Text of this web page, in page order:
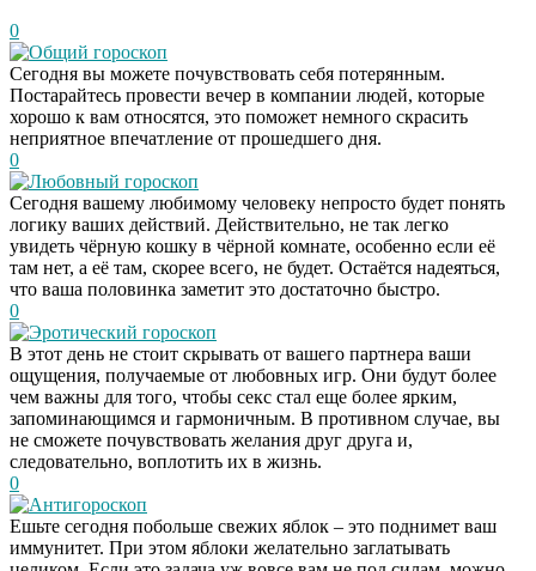
0
Общий гороскоп
Сегодня вы можете почувствовать себя потерянным.
Постарайтесь провести вечер в компании людей, которые
хорошо к вам относятся, это поможет немного скрасить
неприятное впечатление от прошедшего дня.
0
Любовный гороскоп
Сегодня вашему любимому человеку непросто будет понять
логику ваших действий. Действительно, не так легко
увидеть чёрную кошку в чёрной комнате, особенно если её
там нет, а её там, скорее всего, не будет. Остаётся надеяться,
что ваша половинка заметит это достаточно быстро.
0
Эротический гороскоп
В этот день не стоит скрывать от вашего партнера ваши
ощущения, получаемые от любовных игр. Они будут более
чем важны для того, чтобы секс стал еще более ярким,
запоминающимся и гармоничным. В противном случае, вы
не сможете почувствовать желания друг друга и,
следовательно, воплотить их в жизнь.
0
Антигороскоп
Ешьте сегодня побольше свежих яблок – это поднимет ваш
иммунитет. При этом яблоки желательно заглатывать